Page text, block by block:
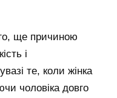
ще причиною
і
те, коли жінка
чоловіка довго